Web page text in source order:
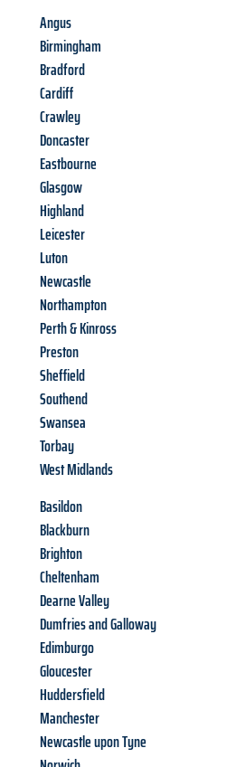
Angus
Birmingham
Bradford
Cardiff
Crawley
Doncaster
Eastbourne
Glasgow
Highland
Leicester
Luton
Newcastle
Northampton
Perth & Kinross
Preston
Sheffield
Southend
Swansea
Torbay
West Midlands
Basildon
Blackburn
Brighton
Cheltenham
Dearne Valley
Dumfries and Galloway
Edimburgo
Gloucester
Huddersfield
Manchester
Newcastle upon Tyne